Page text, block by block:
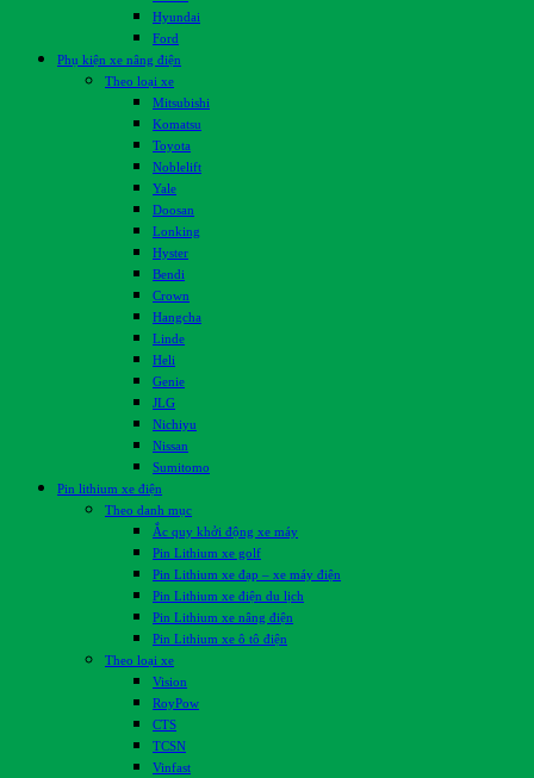
Hyundai
Ford
Phụ kiện xe nâng điện
Theo loại xe
Mitsubishi
Komatsu
Toyota
Noblelift
Yale
Doosan
Lonking
Hyster
Bendi
Crown
Hangcha
Linde
Heli
Genie
JLG
Nichiyu
Nissan
Sumitomo
Pin lithium xe điện
Theo danh mục
Ắc quy khởi động xe máy
Pin Lithium xe golf
Pin Lithium xe đạp – xe máy điện
Pin Lithium xe điện du lịch
Pin Lithium xe nâng điện
Pin Lithium xe ô tô điện
Theo loại xe
Vision
RoyPow
CTS
TCSN
Vinfast